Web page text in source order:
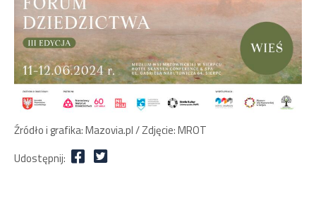
Źródło i grafika: Mazovia.pl / Zdjęcie: MROT
Udostępnij: